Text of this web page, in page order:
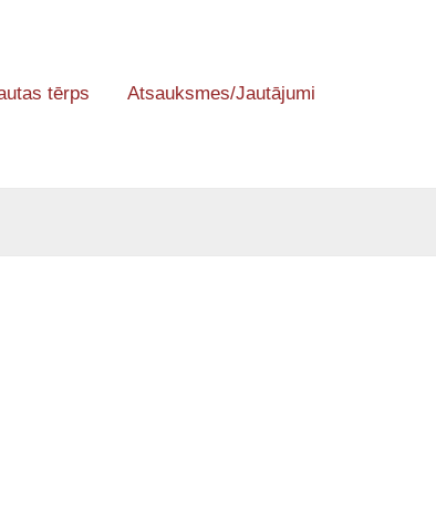
tērps Atsauksmes/Jautājumi